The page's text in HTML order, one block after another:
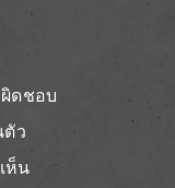
ดชอบ
ว
ห็น